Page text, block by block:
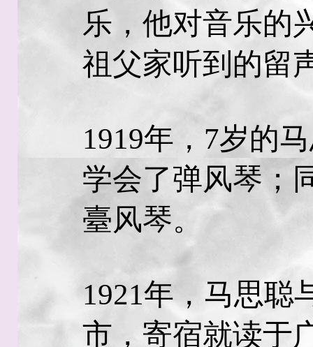
乐，他对音乐的
祖父家听到的留
1919年，7岁的
学会了弹风琴；
臺风琴。
1921年，马思聪
市，寄宿就读于